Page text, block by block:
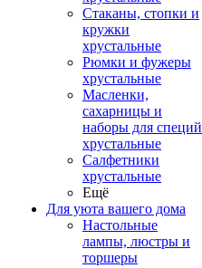
Стаканы, стопки и
кружки
хрустальные
Рюмки и фужеры
хрустальные
Масленки,
сахарницы и
наборы для специй
хрустальные
Салфетники
хрустальные
Ещё
Для уюта вашего дома
Настольные
лампы, люстры и
торшеры